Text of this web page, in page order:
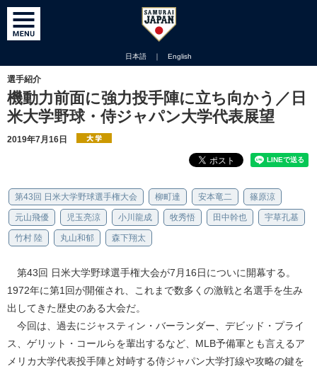
日本語 ｜ English
選手紹介
機動力前面に強力投手陣に立ち向かう／日
米大学野球・侍ジャパン大学代表展望
2019年7月16日
第43回 日米大学野球選手権大会 柳町達 安本竜二 篠原涼
元山飛優 児玉亮涼 小川龍成 牧秀悟 田中幹也 宇草孔基
竹村 陸 丸山和郁 森下翔太
第43回 日米大学野球選手権大会が7月16日についに開幕する。
1972年に第1回が開催され、これまで数多くの激戦と名選手を生み
出してきた歴史のある大会だ。
今回は、過去にジャスティン・バーランダー、デビッド・プライ
ス、ゲリット・コールらを輩出するなど、MLB予備軍とも言えるア
メリカ大学代表投手陣と対峙する侍ジャパン大学打線や攻略の鍵を